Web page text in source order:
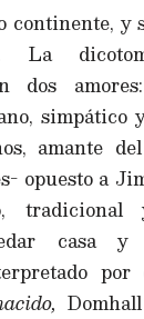
continente, y
La
dos
simpático
amante
opuesto a
tradicional
casa y